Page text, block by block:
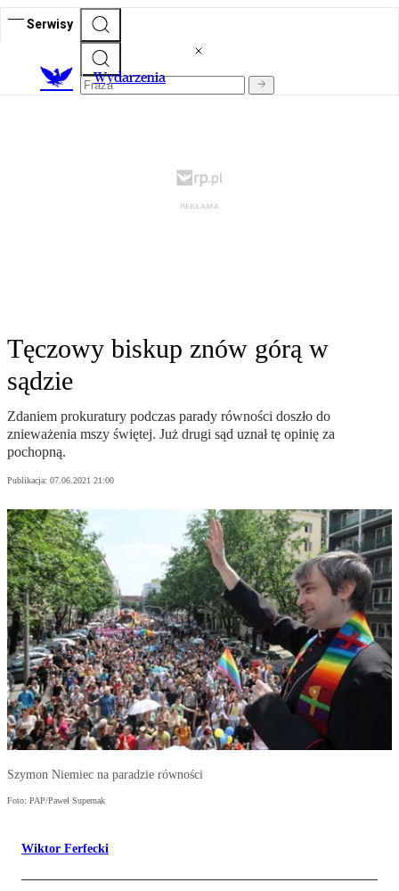
Serwisy
Wydarzenia
Tęczowy biskup znów górą w
sądzie
Zdaniem prokuratury podczas parady równości doszło do
znieważenia mszy świętej. Już drugi sąd uznał tę opinię za
pochopną.
Publikacja: 07.06.2021 21:00
Szymon Niemiec na paradzie równości
Foto: PAP/Paweł Supernak
Wiktor Ferfecki